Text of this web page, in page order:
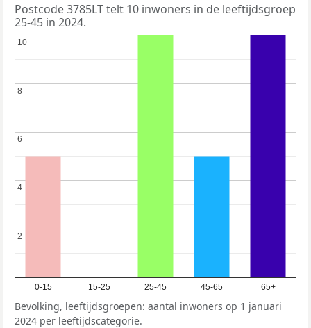
Postcode 3785LT telt 10 inwoners in de leeftijdsgroep
25-45 in 2024.
0-15 15-25 25-45 45-65 65+
2
2
4
4
6
6
8
8
10
10
Bevolking, leeftijdsgroepen: aantal inwoners op 1 januari
2024 per leeftijdscategorie.